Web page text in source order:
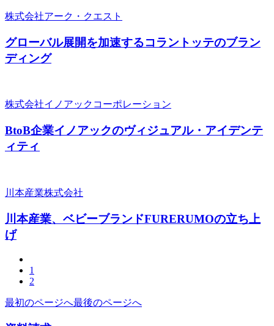
株式会社アーク・クエスト
グローバル展開を加速するコラントッテのブラン
ディング
株式会社イノアックコーポレーション
BtoB企業イノアックのヴィジュアル・アイデンテ
ィティ
川本産業株式会社
川本産業、ベビーブランドFURERUMOの立ち上
げ
1
2
最初のページへ最後のページへ